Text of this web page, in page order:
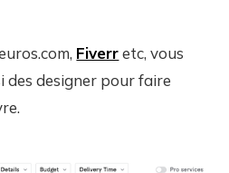
Fiverretc, vous
des designer pour faire